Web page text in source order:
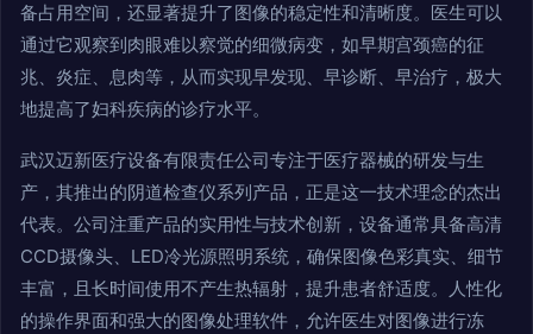
备占用空间，还显著提升了图像的稳定性和清晰度。医生可以
通过它观察到肉眼难以察觉的细微病变，如早期宫颈癌的征
兆、炎症、息肉等，从而实现早发现、早诊断、早治疗，极大
地提高了妇科疾病的诊疗水平。
武汉迈新医疗设备有限责任公司专注于医疗器械的研发与生
产，其推出的阴道检查仪系列产品，正是这一技术理念的杰出
代表。公司注重产品的实用性与技术创新，设备通常具备高清
CCD摄像头、LED冷光源照明系统，确保图像色彩真实、细节
丰富，且长时间使用不产生热辐射，提升患者舒适度。人性化
的操作界面和强大的图像处理软件，允许医生对图像进行冻